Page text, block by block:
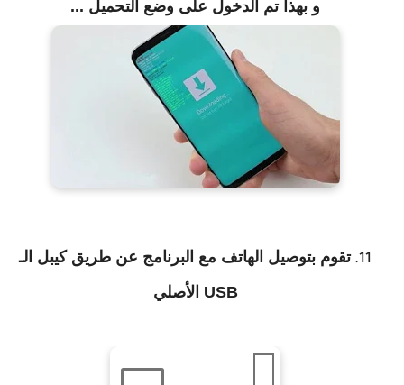
و بهذا تم الدخول على وضع التحميل ...
تقوم بتوصيل الهاتف مع البرنامج عن طريق كيبل الـ
USB الأصلي